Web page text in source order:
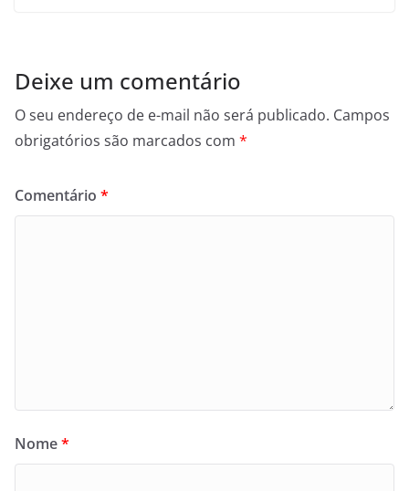
Deixe um comentário
O seu endereço de e-mail não será publicado. Campos
obrigatórios são marcados com *
Comentário *
Nome*